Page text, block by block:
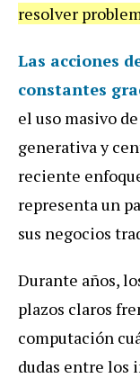
resolver
Las acciones
constantes
el uso masivo
generativa y
reciente
representa un
sus negocios
Durante años,
plazos claros
computación
dudas entre los